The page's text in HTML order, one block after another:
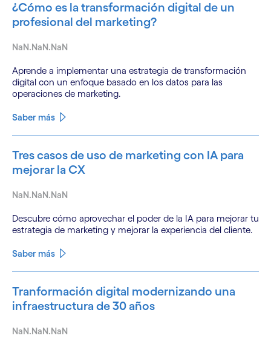
¿Cómo es la transformación digital de un
profesional del marketing?
NaN.NaN.NaN
Aprende a implementar una estrategia de transformación
digital con un enfoque basado en los datos para las
operaciones de marketing.
Saber más
Tres casos de uso de marketing con IA para
mejorar la CX
NaN.NaN.NaN
Descubre cómo aprovechar el poder de la IA para mejorar tu
estrategia de marketing y mejorar la experiencia del cliente.
Saber más
Tranformación digital modernizando una
infraestructura de 30 años
NaN.NaN.NaN